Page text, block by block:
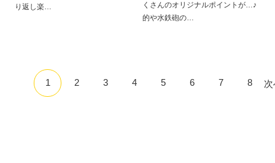
り返し楽
くさんのオリジナルポイントが…♪
的や水鉄砲の
1 2 3 4 5 6 7 8